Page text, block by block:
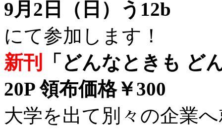
9月2日（日）う12b
にて参加します！
新刊
「どんなときも ど
20P 領布価格￥300
大学を出て別々の企業